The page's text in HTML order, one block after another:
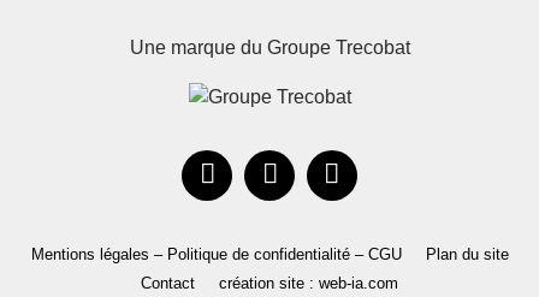
Occitanie
Parrainez un proche!
Une marque du Groupe Trecobat
Mentions légales – Politique de confidentialité – CGU
Plan du site
Contact
création site : web-ia.com